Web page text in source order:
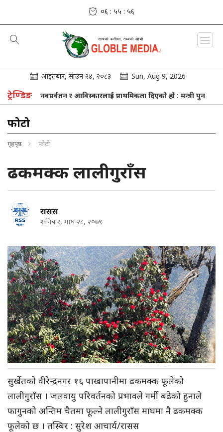
०६ : ५५ : ५७
आइतबार, साउन २४, २०८३ Sun, Aug 9, 2026
ट्रेण्डिङ
नवप्रर्वतन र आविस्कारलाई प्राथमिकता दिएको हो : मन्त्री पुन
फोटो
गृहपृष्ठ फोटो
ढकमक्क लालीगुराँस
रासस
शनिबार, माघ २८, २०७९
सुर्खेतको वीरेन्द्रनगर १६ पाखापानीमा ढकमक्क फूलेको
लालीगुराँस । जलवायु परिवर्तनको प्रभावले गर्मी बढेको हुनाले
फागुनको अन्तिम चैतमा फूल्ने लालीगुराँस माघमा नै ढकमक्क
फूलेको छ । तस्बिर : सुरेश आचार्य/रासस